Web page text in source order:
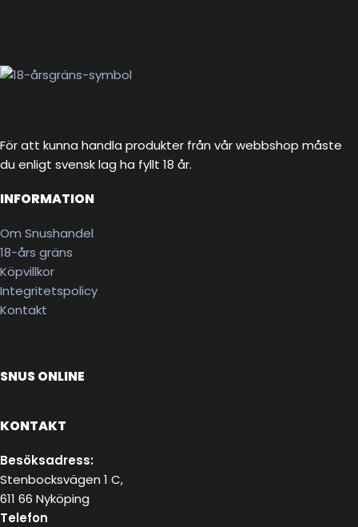
För att kunna handla produkter från vår webbshop måste
du enligt svensk lag ha fyllt 18 år.
INFORMATION
Om Snushandel
18-års gräns
Köpvillkor
Integritetspolicy
Kontakt
SNUS ONLINE
KONTAKT
Besöksadress:
Stenbocksvägen 1 C,
611 66 Nyköping
Telefon